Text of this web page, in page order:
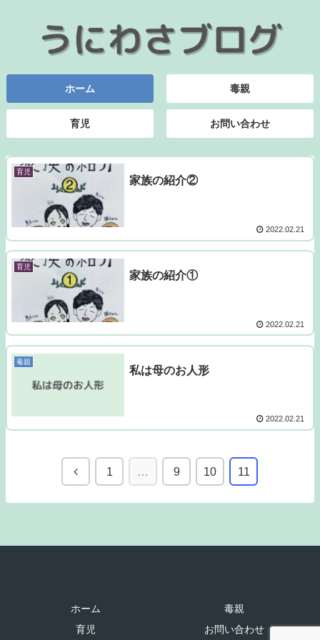
ホーム 毒親
育児 お問い合わせ
育児
家族の紹介②
2022.02.21
育児
家族の紹介①
2022.02.21
毒親
私は母のお人形
2022.02.21
1 … 9 10 11
ホーム
毒親
育児
お問い合わせ